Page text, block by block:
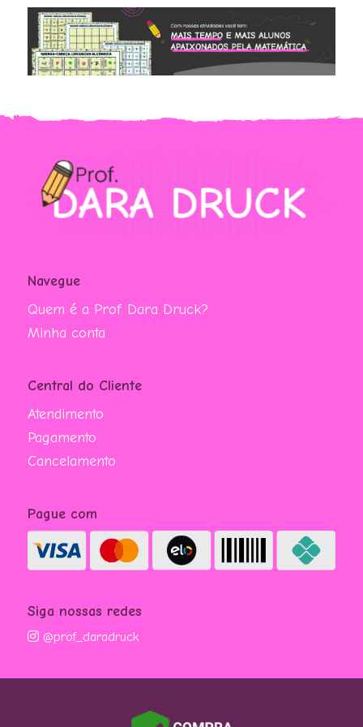
Navegue
Quem é a Prof. Dara Druck?
Minha conta
Central do Cliente
Atendimento
Pagamento
Cancelamento
Pague com
Siga nossas redes
@prof_daradruck